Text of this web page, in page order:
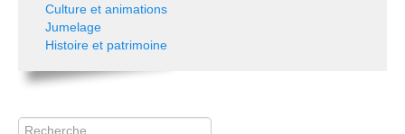
Culture et animations
Jumelage
Histoire et patrimoine
Rechercher